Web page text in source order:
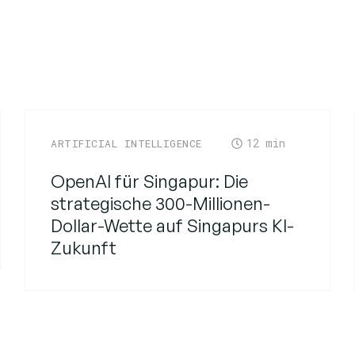
ARTIFICIAL INTELLIGENCE 12
OpenAI für Singapur: Die
strategische 300-Millionen-
Dollar-Wette auf Singapurs KI-
Zukunft